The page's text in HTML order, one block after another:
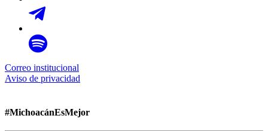
Correo institucional
Aviso de privacidad
#MichoacánEsMejor